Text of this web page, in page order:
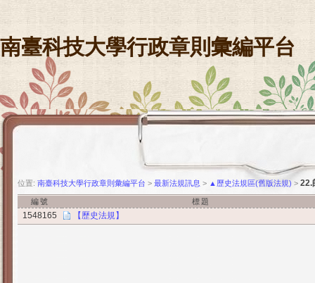
南臺科技大學行政章則彙編平台
位置: 南臺科技大學行政章則彙編平台 > 最新法規訊息 > ▲歷史法規區(舊版法規) > 22.
編號 標題
1548165 【歷史法規】